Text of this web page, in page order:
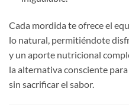
Cada mordida te ofrece el
lo natural, permitiéndote
y un aporte nutricional
la alternativa consciente
sin sacrificar el sabor.